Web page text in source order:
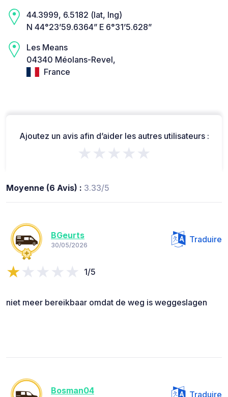
44.3999, 6.5182 (lat, lng)
N 44°23’59.6364” E 6°31’5.628”
Les Means
04340 Méolans-Revel,
France
Ajoutez un avis afin d’aider les autres utilisateurs :
★★★★★
Moyenne (6 Avis) : 3.33/5
BGeurts
30/05/2026
Traduire
1/5
niet meer bereikbaar omdat de weg is weggeslagen
Bosman04 Traduire